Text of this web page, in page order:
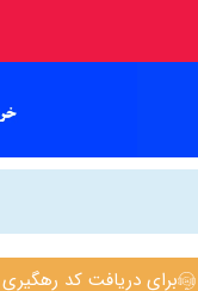
برای دریافت کد رهگیری روی